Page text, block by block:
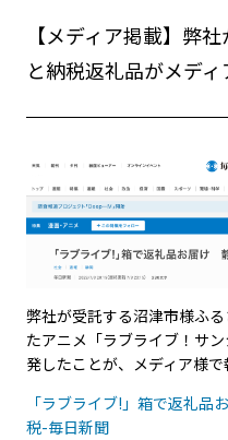
【メディア掲載】弊
と納税返礼品がメデ
弊社が受託する沼津市様ふ
たアニメ「ラブライブ！サ
発したことが、メディア様で
「ラブライブ!」箱で返礼
税-毎日新聞